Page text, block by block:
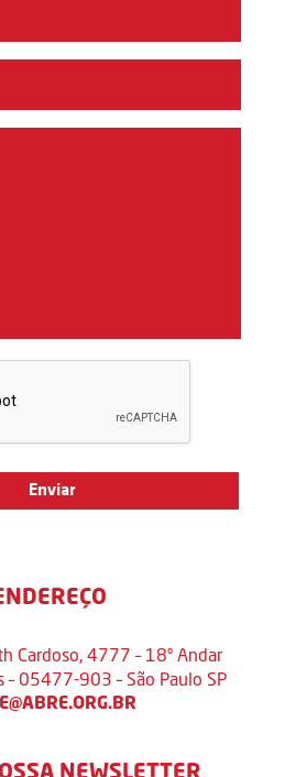
Cardoso, 4777 – 18º Andar
05477-903 – São Paulo SP
NEWSLETTER